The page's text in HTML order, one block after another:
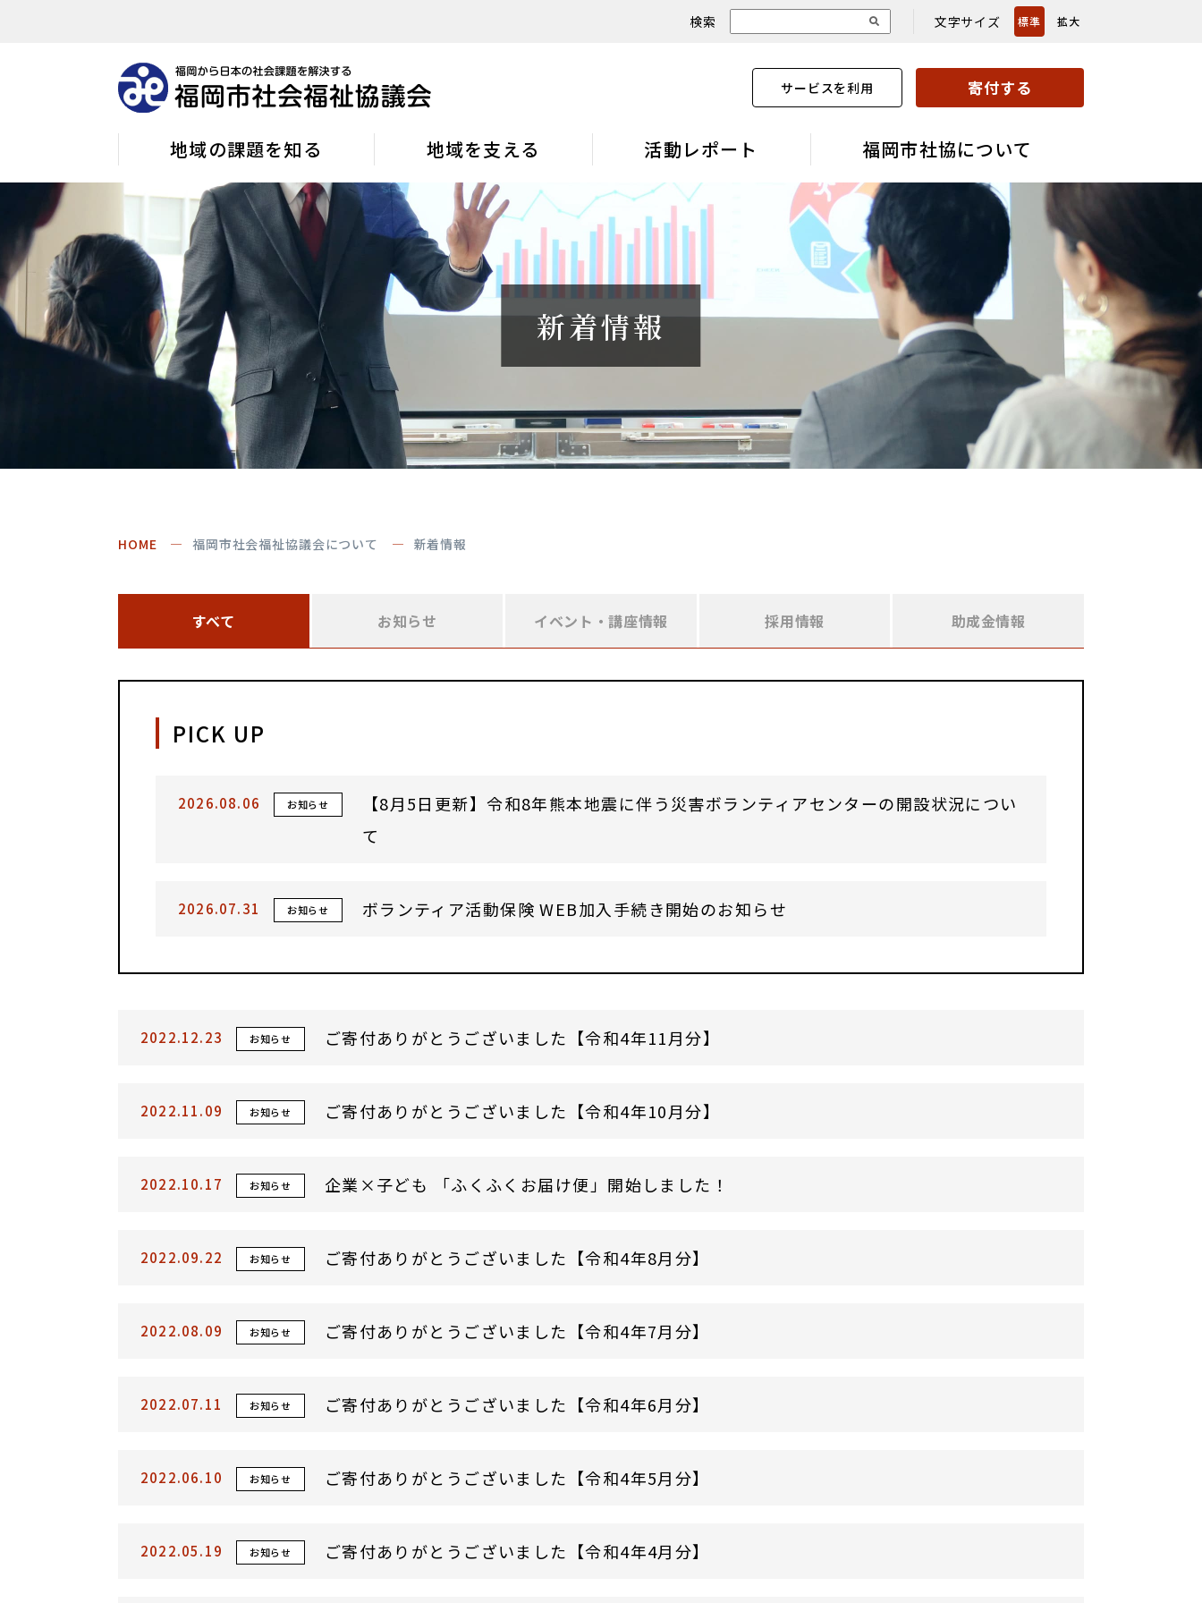
検索 文字サイズ 標準 拡大
サービスを利用 寄付する
地域の課題を知る 地域を支える 活動レポート 福岡市社協について
新着情報
HOME 福岡市社会福祉協議会について 新着情報
すべて お知らせ イベント・講座情報 採用情報 助成金情報
PICK UP
2026.08.06 お知らせ
【8月5日更新】令和8年熊本地震に伴う災害ボランティアセンターの開設状況につい
て
2026.07.31 お知らせ ボランティア活動保険 WEB加入手続き開始のお知らせ
2022.12.23 お知らせ ご寄付ありがとうございました【令和4年11月分】
2022.11.09 お知らせ ご寄付ありがとうございました【令和4年10月分】
2022.10.17 お知らせ 企業×子ども 「ふくふくお届け便」開始しました！
2022.09.22 お知らせ ご寄付ありがとうございました【令和4年8月分】
2022.08.09 お知らせ ご寄付ありがとうございました【令和4年7月分】
2022.07.11 お知らせ ご寄付ありがとうございました【令和4年6月分】
2022.06.10 お知らせ ご寄付ありがとうございました【令和4年5月分】
2022.05.19 お知らせ ご寄付ありがとうございました【令和4年4月分】